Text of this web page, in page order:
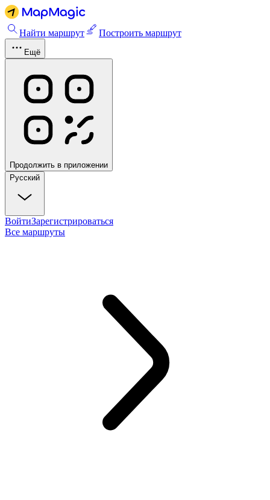
Найти маршрут Построить маршрут
Ещё
Продолжить в приложении
Русский
ВойтиЗарегистрироваться
Все маршруты